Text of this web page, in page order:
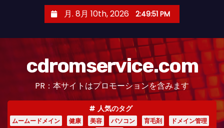
月. 8月 10th, 2026 2:49:52 PM
cdromservice.com
PR：本サイトはプロモーションを含みます
人気のタグ
ムームードメイン 健康 美容 パソコン 育毛剤
ドメイン管理